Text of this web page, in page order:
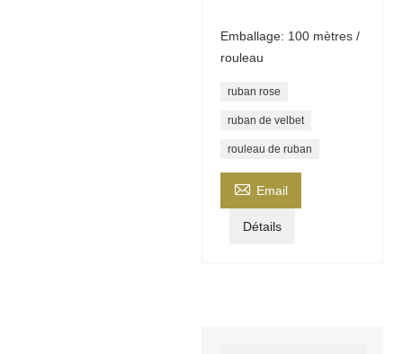
Emballage: 100 mètres /
rouleau
ruban rose
ruban de velbet
rouleau de ruban
 Email
Détails